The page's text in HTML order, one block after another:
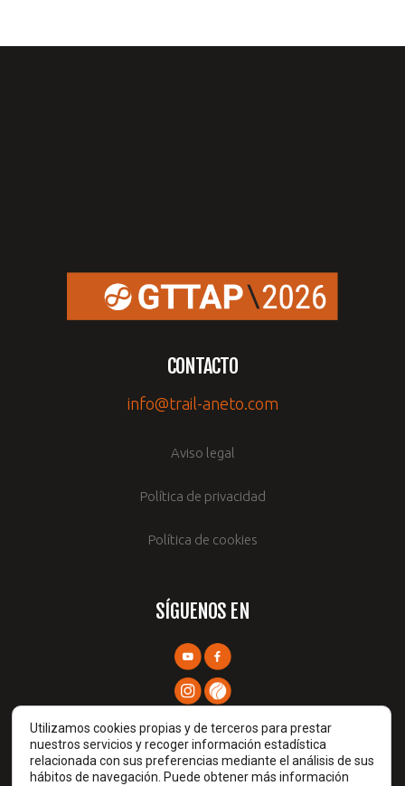
CONTACTO
info@trail-aneto.com
Aviso legal
Política de privacidad
Política de cookies
SÍGUENOS EN
Utilizamos cookies propias y de terceros para prestar
nuestros servicios y recoger información estadística
relacionada con sus preferencias mediante el análisis de sus
hábitos de navegación. Puede obtener más información